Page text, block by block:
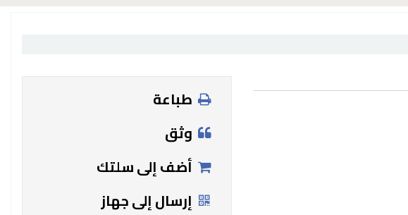
طباعة
وثق
أضف إلى سلتك
إرسال إلى جهاز